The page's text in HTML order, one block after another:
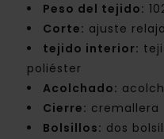
Peso del tejido:
Corte: ajuste
tejido interior:
poliéster
Acolchado:
Cierre: cremallera
Bolsillos: dos